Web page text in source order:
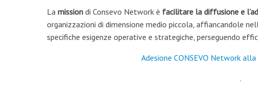
La mission di Consevo Network è facilitare la diffusione e
organizzazioni di dimensione medio piccola, affiancandole
specifiche esigenze operative e strategiche, perseguendo
Adesione CONSEVO Network
.